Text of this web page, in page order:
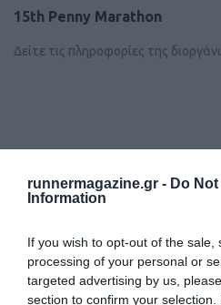
runnermagazine.gr - Do
Information
If you wish to opt-out of the
processing of your personal or
targeted advertising by us,
section to confirm your
15th Penny Marathon
Δείτε τις πληροφορίες της